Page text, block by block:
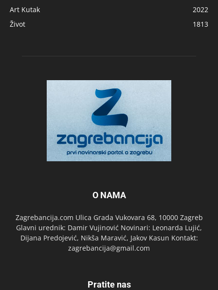
Art Kutak
2022
Život
1813
O NAMA
Zagrebancija.com Ulica Grada Vukovara 68, 10000 Zagreb
Glavni urednik: Damir Vujinović Novinari: Leonarda Lujić,
Dijana Predojević, Nikša Maravić, Jakov Kasun Kontakt:
zagrebancija@gmail.com
Pratite nas